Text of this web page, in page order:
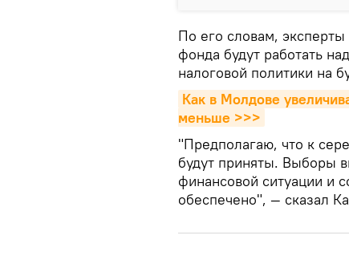
По его словам,
фонда будут работать
налоговой политики на
Как в Молдове
меньше >>>
"Предполагаю, что к
будут приняты. Выборы
финансовой ситуации и
обеспечено", — сказал